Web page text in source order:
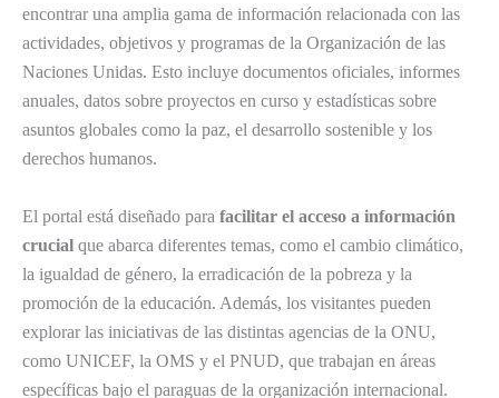
encontrar una amplia gama de información relacionada con las
actividades, objetivos y programas de la Organización de las
Naciones Unidas. Esto incluye documentos oficiales, informes
anuales, datos sobre proyectos en curso y estadísticas sobre
asuntos globales como la paz, el desarrollo sostenible y los
derechos humanos.
El portal está diseñado para facilitar el acceso a información
crucial que abarca diferentes temas, como el cambio climático,
la igualdad de género, la erradicación de la pobreza y la
promoción de la educación. Además, los visitantes pueden
explorar las iniciativas de las distintas agencias de la ONU,
como UNICEF, la OMS y el PNUD, que trabajan en áreas
específicas bajo el paraguas de la organización internacional.